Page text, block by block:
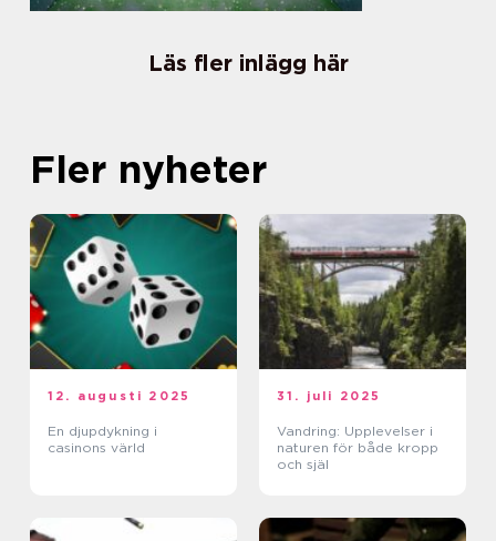
Läs fler inlägg här
Fler nyheter
12. augusti 2025
En djupdykning i
casinons värld
31. juli 2025
Vandring: Upplevelser i
naturen för både kropp
och själ